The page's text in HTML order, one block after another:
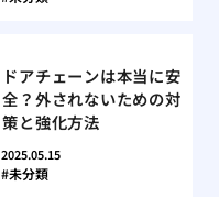
ドアチェーンは本当に安
全？外されないための対
策と強化方法
2025.05.15
未分類